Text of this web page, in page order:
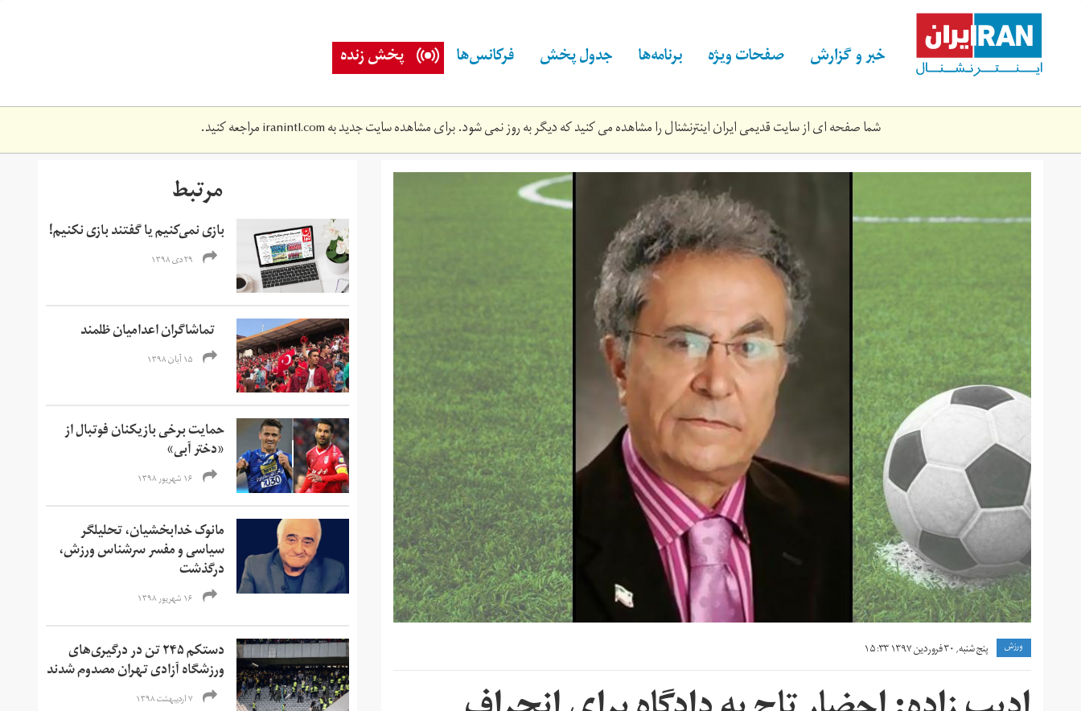
content خبر و گزارش صفحات ویژه برنامه‌ها جدول پخش فرکانس‌ها پخش زنده
شما صفحه ای از سایت قدیمی ایران اینترنشنال را مشاهده می کنید که دیگر به روز نمی شود. برای مشاهده سایت جدید بهiranintl.comمراجعه کنید.
03.jpg
ورزش پنج شنبه, ۳۰ فروردین ۱۳۹۷ ۱۵:۳۳
مرتبط
بازی نمی‌کنیم یا گفتند بازی نکنیم!
۲۹ دی ۱۳۹۸
تماشاگران اعدامیان ظلمند
۱۵ آبان ۱۳۹۸
حمایت برخی بازیکنان فوتبال از
«دختر آبی»
۱۶ شهریور ۱۳۹۸
مانوک خدابخشیان، تحلیلگر
سیاسی و مفسر سرشناس ورزش،
درگذشت
۱۶ شهریور ۱۳۹۸
دستکم ۲۴۵ تن در درگیری‌های
ورزشگاه آزادی تهران مصدوم شدند
۷ اردیبهشت ۱۳۹۸